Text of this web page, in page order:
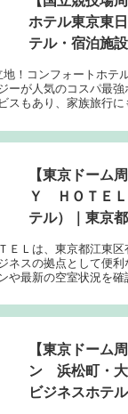
ホテル東京東
テル・宿泊施
！コンフォートホテ
ーが人気のコスパ最
スもあり、家族旅行
【東京ドーム
Ｙ ＨＯＴＥ
テル）｜東京
Ｌは、東京都江東区
ネスの拠点として便
や最新の空室状況を確
【東京ドーム
ン 浜松町・大
ビジネスホテ